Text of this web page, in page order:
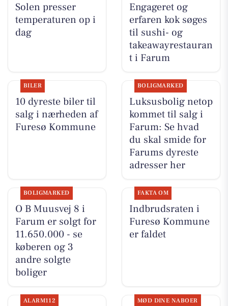
Solen presser
temperaturen op i
dag
Engageret og
erfaren kok søges
til sushi- og
takeawayrestauran
t i Farum
BILER
10 dyreste biler til
salg i nærheden af
Furesø Kommune
BOLIGMARKED
Luksusbolig netop
kommet til salg i
Farum: Se hvad
du skal smide for
Farums dyreste
adresser her
BOLIGMARKED
O B Muusvej 8 i
Farum er solgt for
11.650.000 - se
køberen og 3
andre solgte
boliger
FAKTA OM
Indbrudsraten i
Furesø Kommune
er faldet
ALARM112 MØD DINE NABOER